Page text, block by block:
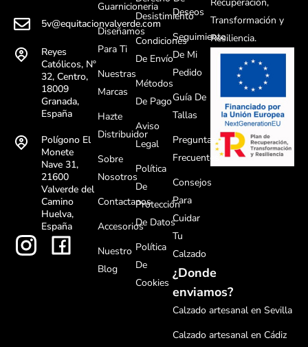
5v@equitacionvalverde.com
Reyes
Católicos, Nº
32, Centro,
18009
Granada,
España
Polígono El
Monete
Nave 31,
21600
Valverde del
Camino
Huelva,
España
Guarnicioneria
Diseñamos
Para Ti
Nuestras
Marcas
Hazte
Distribuidor
Sobre
Nosotros
Contactanos
Accesorios
Nuestro
Blog
Desistimiento
Condiciones
De Envío
Métodos
De Pago
Aviso
Legal
Política
De
Protección
De Datos
Política
De
Cookies
Deseos
Seguimiento
De Mi
Pedido
Guía De
Tallas
Preguntas
Frecuentes
Consejos
Para
Cuidar
Tu
Calzado
¿Donde
enviamos?
Calzado artesanal en Sevilla
Calzado artesanal en Cádiz
Transformación y
Resiliencia.